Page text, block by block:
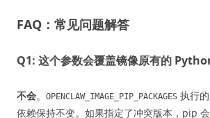
FAQ：常见问题解答
Q1: 这个参数会覆盖镜像原有的
不会。 OPENCLAW_IMAGE_PIP_PACKAGES 执行
依赖保持不变。如果指定了冲突版本，pip